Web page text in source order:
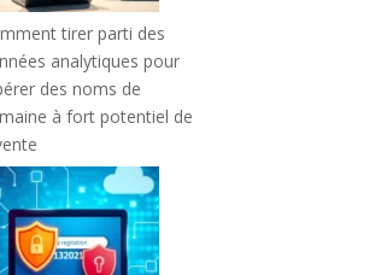
tirer parti des
analytiques pour
des noms de
à fort potentiel de